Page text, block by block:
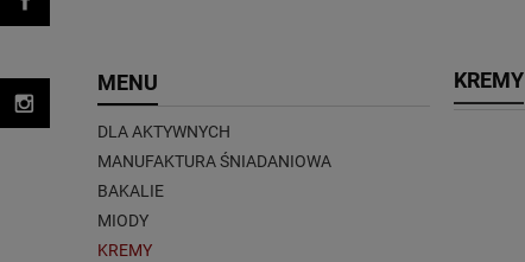
MENU
DLA AKTYWNYCH
MANUFAKTURA ŚNIADANIOWA
BAKALIE
MIODY
KREMY
KREMY